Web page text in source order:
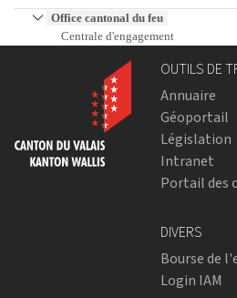
Office cantonal du feu
Centrale d'engagement
OUTILS DE
Annuaire
Géoportail
Législation
Intranet
Portail des
DIVERS
Bourse de
Login IAM